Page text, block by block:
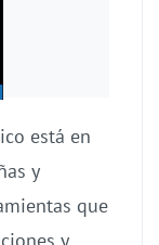
está en
y
que